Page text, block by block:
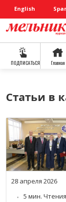
English
ПОДПИСАТЬСЯ Главная
Статьи в
28 апреля 2026
5 мин. Чтения